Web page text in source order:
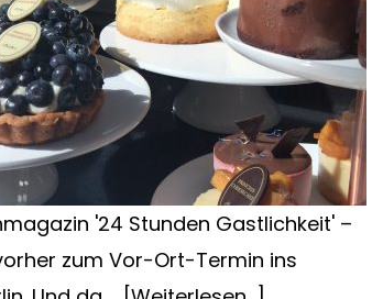
'24 Stunden Gastlichkeit' –
zum Vor-Ort-Termin ins